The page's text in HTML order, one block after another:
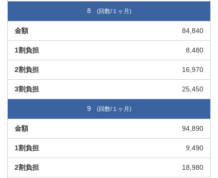
8
84,840
8,480
16,970
25,450
9
94,890
9,490
18,980